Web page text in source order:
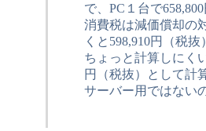
で、PC１台で658,800
消費税は減価償却の
くと598,910円（税抜）
ちょっと計算しにく
円（税抜）として計
サーバー用ではない